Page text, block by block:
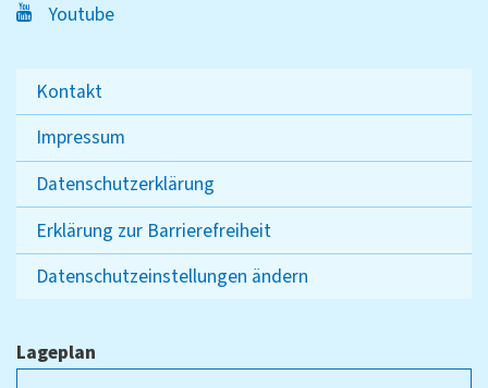
Youtube
Kontakt
Impressum
Datenschutzerklärung
Erklärung zur Barrierefreiheit
Datenschutzeinstellungen ändern
Lageplan